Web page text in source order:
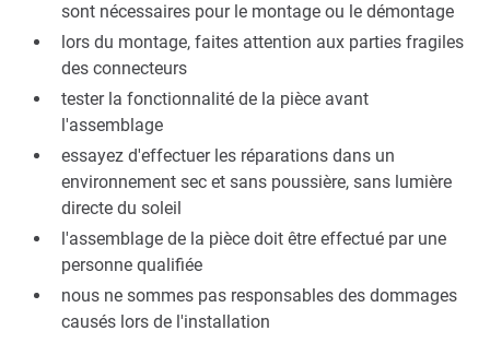
sont nécessaires pour le montage ou le démontage
lors du montage, faites attention aux parties fragiles
des connecteurs
tester la fonctionnalité de la pièce avant
l'assemblage
essayez d'effectuer les réparations dans un
environnement sec et sans poussière, sans lumière
directe du soleil
l'assemblage de la pièce doit être effectué par une
personne qualifiée
nous ne sommes pas responsables des dommages
causés lors de l'installation